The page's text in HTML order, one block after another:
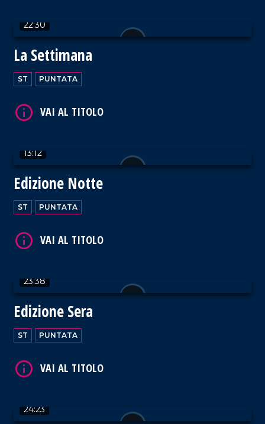
22:30
La Settimana
ST PUNTATA
13:12
Edizione Notte
ST PUNTATA
23:38
Edizione Sera
ST PUNTATA
24:23
VAI AL TITOLO